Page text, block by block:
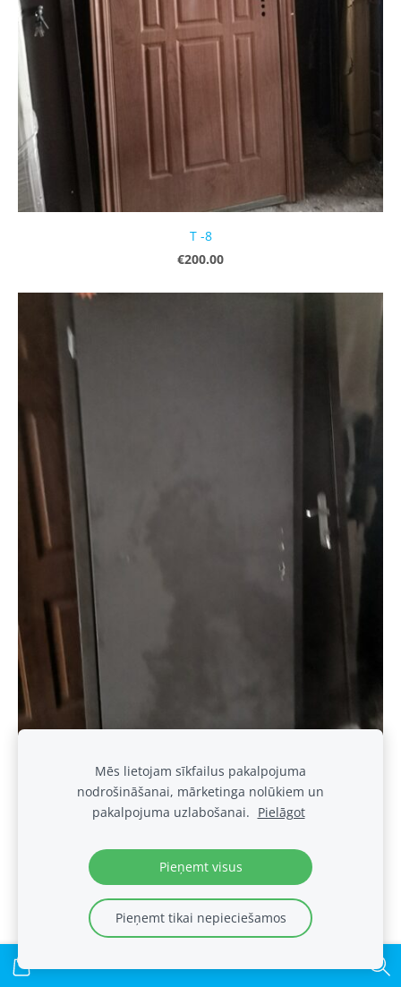
T -8
€200.00
TEHNISKĀS
Mēs lietojam sīkfailus pakalpojuma
nodrošināšanai, mārketinga nolūkiem un
pakalpojuma uzlabošanai. Pielāgot
Pieņemt visus
Pieņemt tikai nepieciešamos